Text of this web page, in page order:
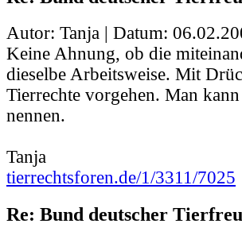
Autor: Tanja | Datum:
Keine Ahnung, ob die
dieselbe Arbeitsweise. Mit
Tierrechte vorgehen. Man
nennen.
Tanja
tierrechtsforen.de/1/3311/7025
Re: Bund deutscher